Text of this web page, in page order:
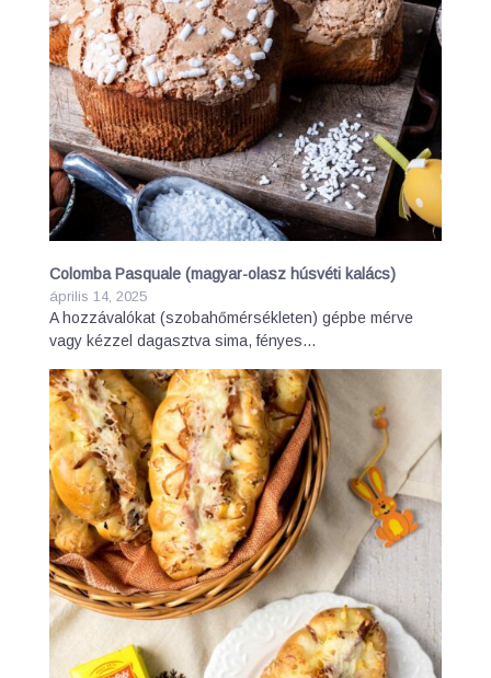
Colomba Pasquale (magyar-olasz húsvéti kalács)
április 14, 2025
A hozzávalókat (szobahőmérsékleten) gépbe mérve
vagy kézzel dagasztva sima, fényes…